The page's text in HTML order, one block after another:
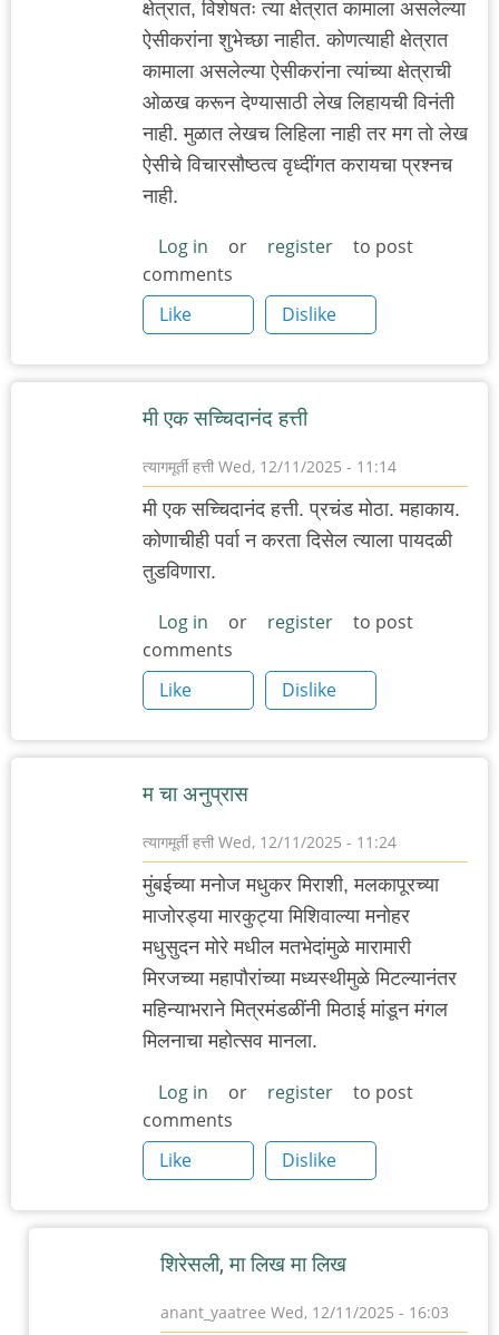
क्षेत्रात, विशेषतः त्या क्षेत्रात कामाला असलेल्या
ऐसीकरांना शुभेच्छा नाहीत. कोणत्याही क्षेत्रात
कामाला असलेल्या ऐसीकरांना त्यांच्या क्षेत्राची
ओळख करून देण्यासाठी लेख लिहायची विनंती
नाही. मुळात लेखच लिहिला नाही तर मग तो लेख
ऐसीचे विचारसौष्ठत्व वृध्दींगत करायचा प्रश्नच
नाही.
Log in or register
to post
comments
Like
Dislike
मी एक सच्चिदानंद हत्ती
त्यागमूर्ती हत्ती Wed, 12/11/2025 - 11:14
मी एक सच्चिदानंद हत्ती. प्रचंड मोठा. महाकाय.
कोणाचीही पर्वा न करता दिसेल त्याला पायदळी
तुडविणारा.
Log in or register
to post
comments
Like
Dislike
म चा अनुप्रास
त्यागमूर्ती हत्ती Wed, 12/11/2025 - 11:24
मुंबईच्या मनोज मधुकर मिराशी, मलकापूरच्या
माजोरड्या मारकुट्या मिशिवाल्या मनोहर
मधुसुदन मोरे मधील मतभेदांमुळे मारामारी
मिरजच्या महापौरांच्या मध्यस्थीमुळे मिटल्यानंतर
महिन्याभराने मित्रमंडळींनी मिठाई मांडून मंगल
मिलनाचा महोत्सव मानला.
Log in or register
to post
comments
Like
Dislike
शिरेसली, मा लिख मा लिख
anant_yaatree Wed, 12/11/2025 - 16:03